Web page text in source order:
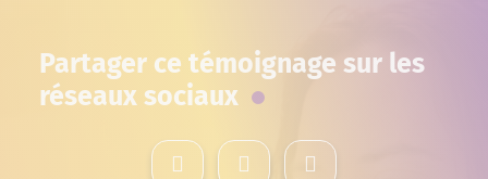
Partager ce témoignage sur les
réseaux sociaux